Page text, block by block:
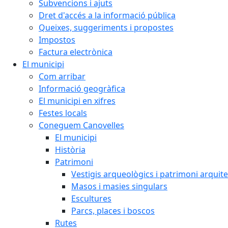
Subvencions i ajuts
Dret d'accés a la informació pública
Queixes, suggeriments i propostes
Impostos
Factura electrònica
El municipi
Com arribar
Informació geogràfica
El municipi en xifres
Festes locals
Coneguem Canovelles
El municipi
Història
Patrimoni
Vestigis arqueològics i patrimoni
Masos i masies singulars
Escultures
Parcs, places i boscos
Rutes